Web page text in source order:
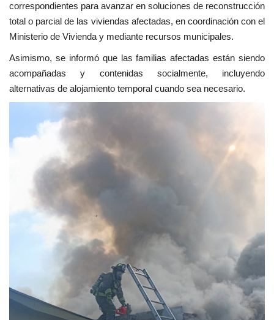
correspondientes para avanzar en soluciones de reconstrucción
total o parcial de las viviendas afectadas, en coordinación con el
Ministerio de Vivienda y mediante recursos municipales.
Asimismo, se informó que las familias afectadas están siendo
acompañadas y contenidas socialmente, incluyendo
alternativas de alojamiento temporal cuando sea necesario.